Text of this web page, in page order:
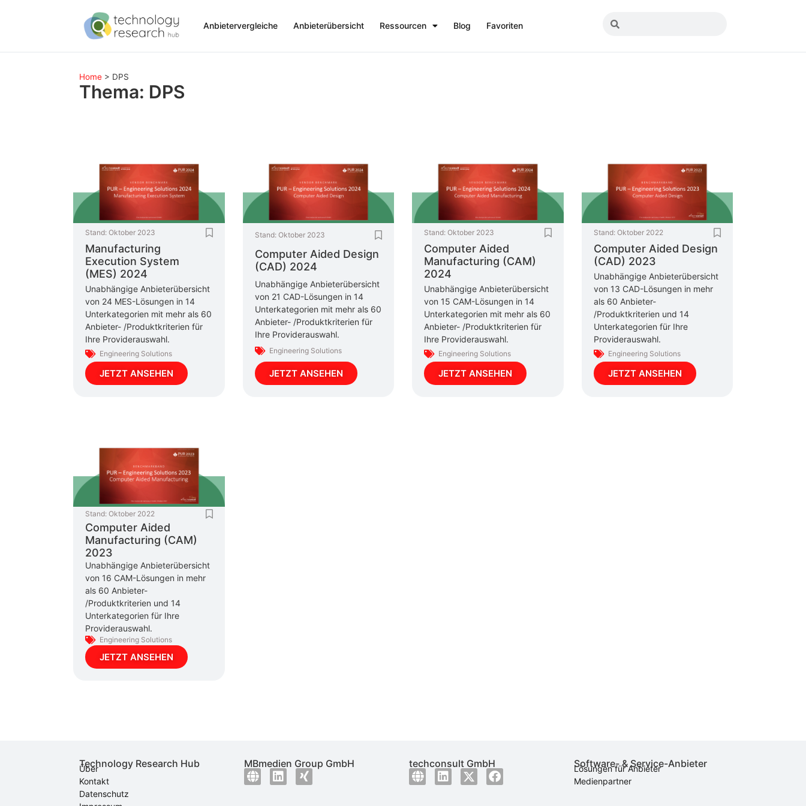
Anbietervergleiche Anbieterübersicht Ressourcen Blog Favoriten
Home > DPS
Thema: DPS
Stand: Oktober 2023
Manufacturing
Execution System
(MES) 2024
Unabhängige Anbieterübersicht
von 24 MES-Lösungen in 14
Unterkategorien mit mehr als 60
Anbieter- /Produktkriterien für
Ihre Providerauswahl.
Engineering Solutions
JETZT ANSEHEN
Stand: Oktober 2023
Computer Aided Design
(CAD) 2024
Unabhängige Anbieterübersicht
von 21 CAD-Lösungen in 14
Unterkategorien mit mehr als 60
Anbieter- /Produktkriterien für
Ihre Providerauswahl.
Engineering Solutions
JETZT ANSEHEN
Stand: Oktober 2023
Computer Aided
Manufacturing (CAM)
2024
Unabhängige Anbieterübersicht
von 15 CAM-Lösungen in 14
Unterkategorien mit mehr als 60
Anbieter- /Produktkriterien für
Ihre Providerauswahl.
Engineering Solutions
JETZT ANSEHEN
Stand: Oktober 2022
Computer Aided Design
(CAD) 2023
Unabhängige Anbieterübersicht
von 13 CAD-Lösungen in mehr
als 60 Anbieter-
/Produktkriterien und 14
Unterkategorien für Ihre
Providerauswahl.
Engineering Solutions
JETZT ANSEHEN
Stand: Oktober 2022
Computer Aided
Manufacturing (CAM)
2023
Unabhängige Anbieterübersicht
von 16 CAM-Lösungen in mehr
als 60 Anbieter-
/Produktkriterien und 14
Unterkategorien für Ihre
Providerauswahl.
Engineering Solutions
JETZT ANSEHEN
Technology Research Hub
Über
Kontakt
Datenschutz
MBmedien Group GmbH techconsult GmbH Software- & Service-Anbieter
Lösungen für Anbieter
Medienpartner